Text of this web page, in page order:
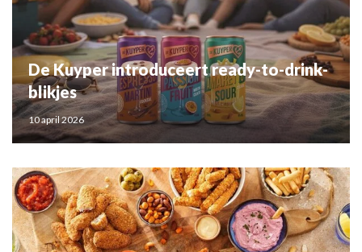
De Kuyper introduceert ready-to-drink-
blikjes
10 april 2026